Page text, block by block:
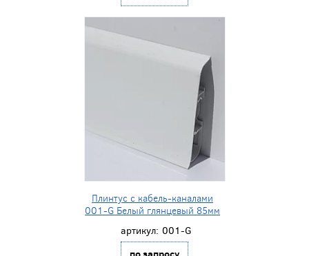
Плинтус с кабель-каналами
001-G Белый глянцевый 85мм
артикул: 001-G